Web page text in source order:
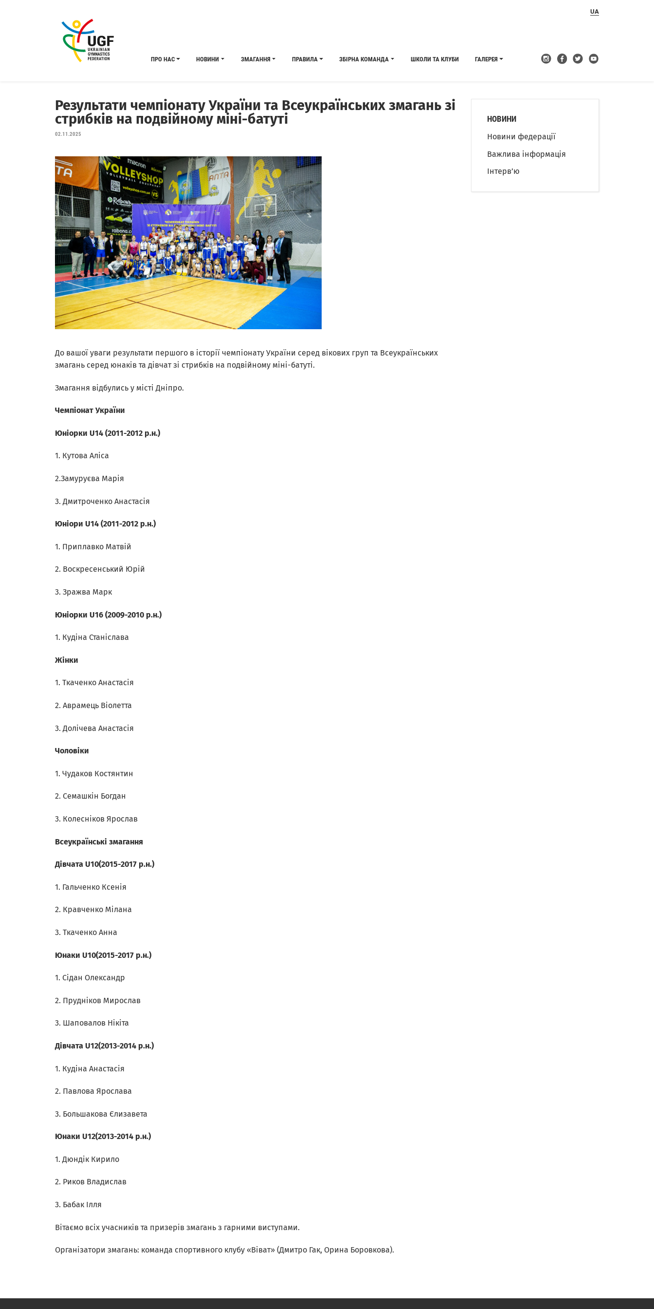
ПРО НАС НОВИНИ ЗМАГАННЯ ПРАВИЛА ЗБІРНА КОМАНДА ШКОЛИ ТА КЛУБИ ГАЛЕРЕЯ
UA
Результати чемпіонату України та Всеукраїнських змагань зі
стрибків на подвійному міні-батуті
02.11.2025
До вашої уваги результати першого в історії чемпіонату України серед вікових груп та Всеукраїнських
змагань серед юнаків та дівчат зі стрибків на подвійному міні-батуті.
Змагання відбулись у місті Дніпро.
Чемпіонат України
Юніорки U14 (2011-2012 р.н.)
1. Кутова Аліса
2.Замуруєва Марія
3. Дмитроченко Анастасія
Юніори U14 (2011-2012 р.н.)
1. Приплавко Матвій
2. Воскресенський Юрій
3. Зражва Марк
Юніорки U16 (2009-2010 р.н.)
1. Кудіна Станіслава
Жінки
1. Ткаченко Анастасія
2. Аврамець Віолетта
3. Долічева Анастасія
Чоловіки
1. Чудаков Костянтин
2. Семашкін Богдан
3. Колесніков Ярослав
Всеукраїнські змагання
Дівчата U10(2015-2017 р.н.)
1. Гальченко Ксенія
2. Кравченко Мілана
3. Ткаченко Анна
Юнаки U10(2015-2017 р.н.)
1. Сідан Олександр
2. Прудніков Мирослав
3. Шаповалов Нікіта
Дівчата U12(2013-2014 р.н.)
1. Кудіна Анастасія
2. Павлова Ярослава
3. Большакова Єлизавета
Юнаки U12(2013-2014 р.н.)
1. Дюндік Кирило
2. Риков Владислав
3. Бабак Ілля
Вітаємо всіх учасників та призерів змагань з гарними виступами.
Організатори змагань: команда спортивного клубу «Віват» (Дмитро Гак, Орина Боровкова).
НОВИНИ
Новини федерації
Важлива інформація
Інтерв’ю